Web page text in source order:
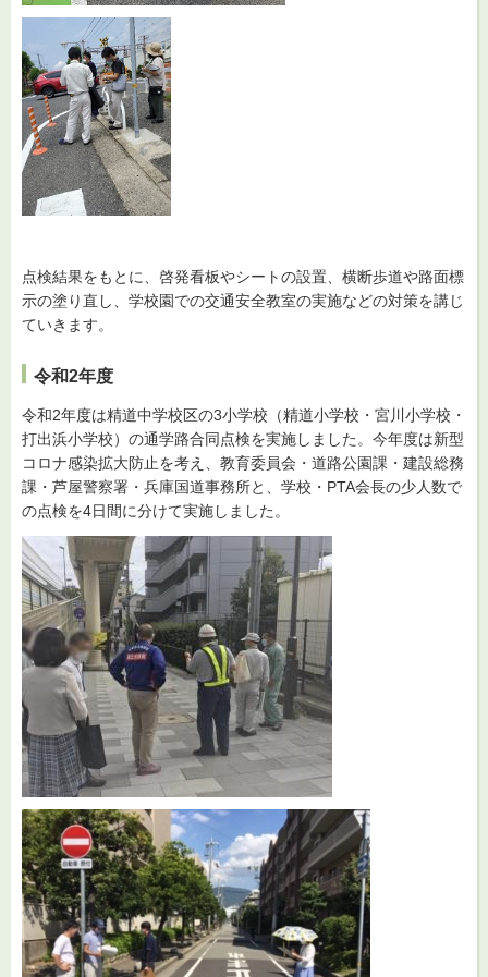
点検結果をもとに、啓発看板やシートの設置、横断歩道や路面標
示の塗り直し、学校園での交通安全教室の実施などの対策を講じ
ていきます。
令和2年度
令和2年度は精道中学校区の3小学校（精道小学校・宮川小学校・
打出浜小学校）の通学路合同点検を実施しました。今年度は新型
コロナ感染拡大防止を考え、教育委員会・道路公園課・建設総務
課・芦屋警察署・兵庫国道事務所と、学校・PTA会長の少人数で
の点検を4日間に分けて実施しました。